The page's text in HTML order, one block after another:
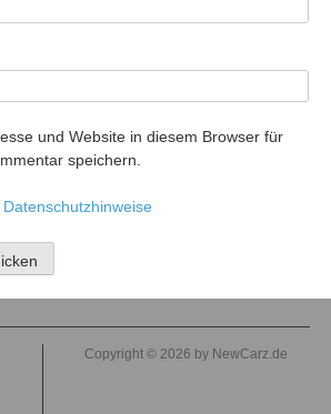
und Website in diesem Browser für
speichern.
Datenschutzhinweise
Copyright © 2026 by NewCarz.de